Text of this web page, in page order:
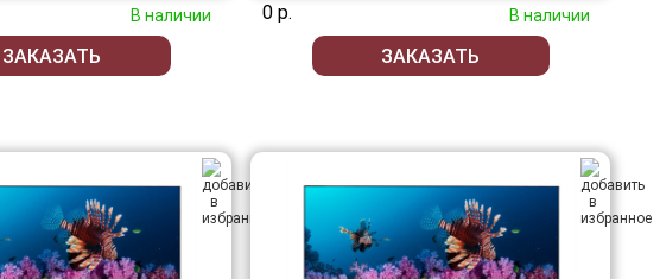
В наличии
ЗАКАЗАТЬ
0 р. В наличии
ЗАКАЗАТЬ